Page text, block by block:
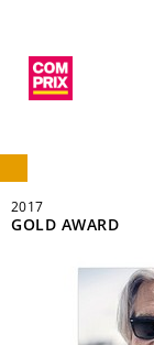
2017
GOLD AWARD